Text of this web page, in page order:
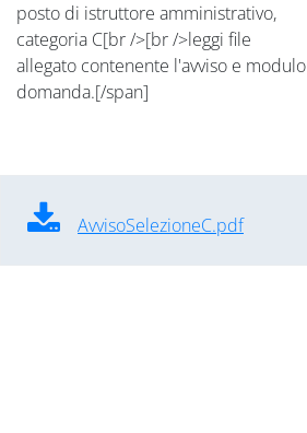
posto di istruttore amministrativo,
categoria C[br />[br />leggi file
allegato contenente l'avviso e modulo
domanda.[/span]
AvvisoSelezioneC.pdf